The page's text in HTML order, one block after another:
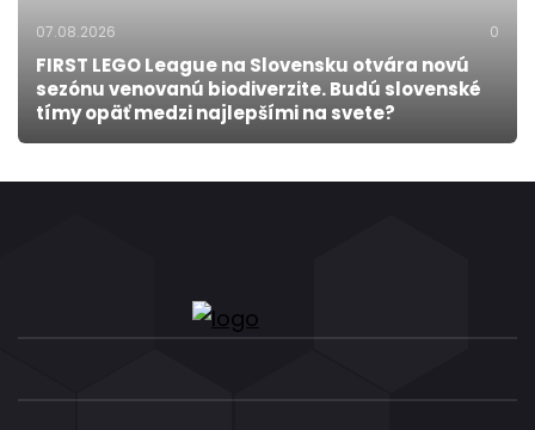
07.08.2026 0
FIRST LEGO League na Slovensku otvára novú
sezónu venovanú biodiverzite. Budú slovenské
tímy opäť medzi najlepšími na svete?